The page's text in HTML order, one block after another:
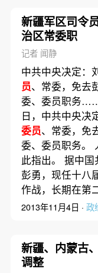
新疆军区司令
治区常委职
记者 闻静
中共中央决定：
员、常委，免去
委、委员职务
日，中共中央决
委员、常委，免
委、委员职务。
此指出。 据中
彭勇，现任十八
作战，长期在
2013年11月4日 · 政
新疆、内蒙古
调整